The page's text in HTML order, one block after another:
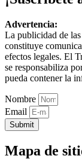
Advertencia:
La publicidad de
constituye
efectos legales. El
se responsabiliza
pueda contener la
Nombre
Email
Submit
Mapa de